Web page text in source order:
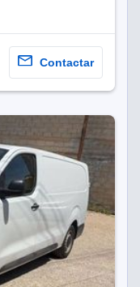
Contactar